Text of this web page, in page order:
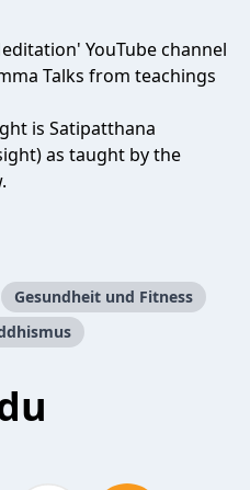
YouTube channel
Talks from teachings
is Satipatthana
as taught by the
Gesundheit und Fitness